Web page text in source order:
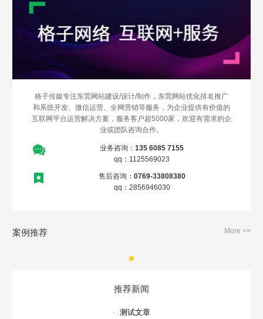
格子传媒专注东莞网站建设/设计/制作，东莞网站优化排名推广
和系统开发、微信运营、全网营销等服务，为企业提供有价值的
互联网平台运营解决方案，服务客户超5000家，欢迎有需求的企
业或团队咨询合作。
业务咨询： 135 6085 7155
qq：1125569023
售后咨询： 0769-33808380
qq：2856946030
案例推荐 More >>
推荐新闻
· 测试文章